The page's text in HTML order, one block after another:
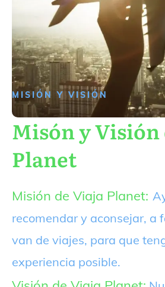
MISIÓN Y VISIÓN
Misón y Visión
Planet
Misión de Viaja Planet:
recomendar y aconsejar, a
van de viajes, para que
experiencia posible.